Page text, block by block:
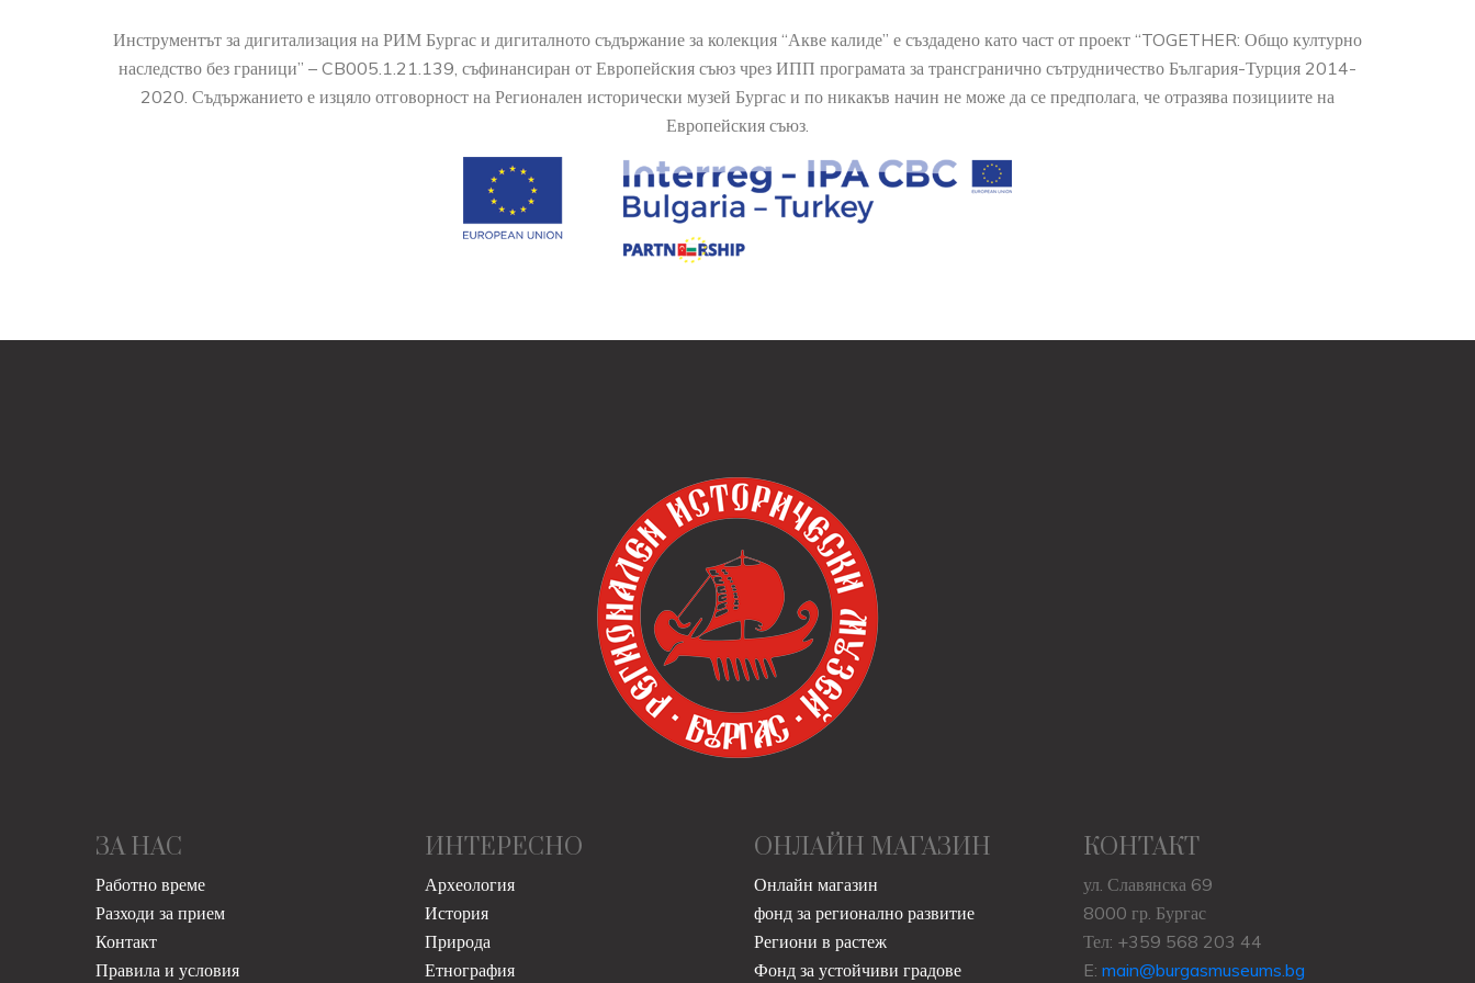
Инструментът за дигитализация на РИМ Бургас и дигиталното съдържание за колекция “Акве калиде” е създадено като част от проект “TOGETHER: Общо културно
наследство без граници” – CB005.1.21.139, съфинансиран от Европейския съюз чрез ИПП програмата за трансгранично сътрудничество България-Турция 2014-
2020. Съдържанието е изцяло отговорност на Регионален исторически музей Бургас и по никакъв начин не може да се предполага, че отразява позициите на
Европейския съюз.
ЗА НАС
Работно време
Разходи за прием
Контакт
Правила и условия
ИНТЕРЕСНО
Археология
История
Природа
Етнография
ОНЛАЙН МАГАЗИН
Онлайн магазин
фонд за регионално развитие
Региони в растеж
Фонд за устойчиви градове
КОНТАКТ
ул. Славянска 69
8000 гр. Бургас
Тел: +359 568 203 44
E: main@burgasmuseums.bg